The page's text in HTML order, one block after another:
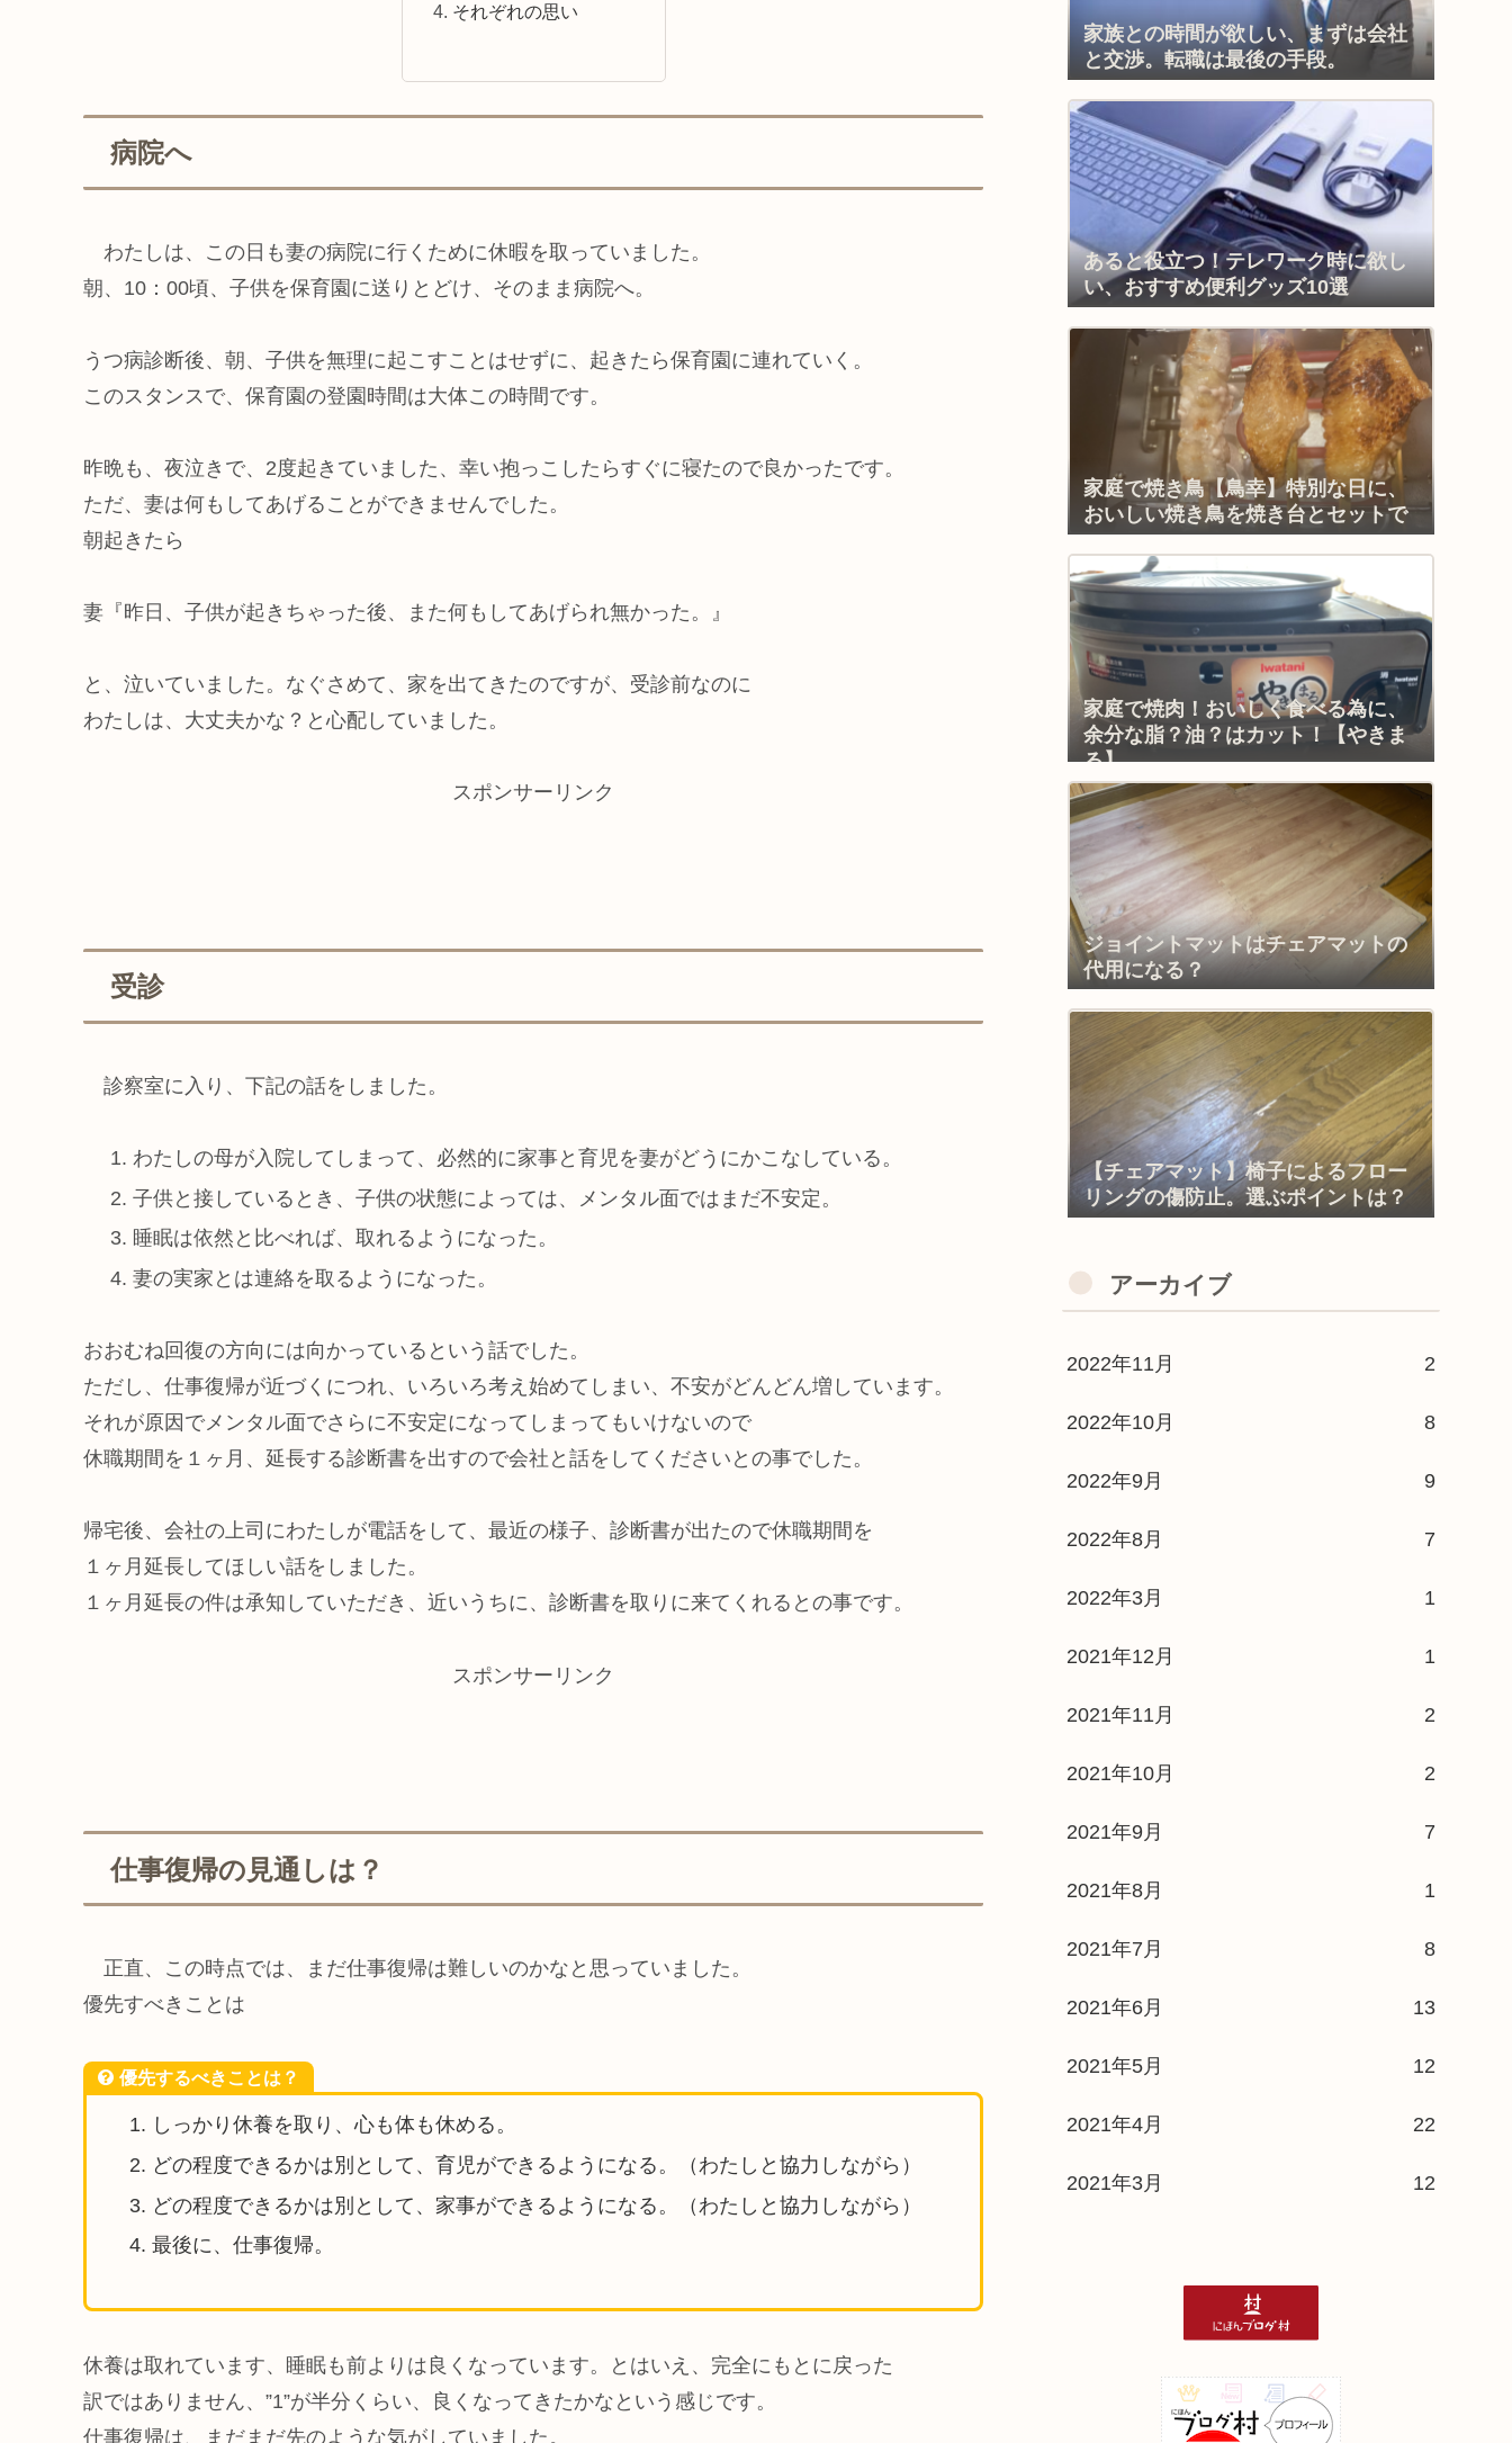
それぞれの思い
病院へ
わたしは、この日も妻の病院に行くために休暇を取っていました。
朝、10：00頃、子供を保育園に送りとどけ、そのまま病院へ。
うつ病診断後、朝、子供を無理に起こすことはせずに、起きたら保育園に連れていく。
このスタンスで、保育園の登園時間は大体この時間です。
昨晩も、夜泣きで、2度起きていました、幸い抱っこしたらすぐに寝たので良かったです。
ただ、妻は何もしてあげることができませんでした。
朝起きたら
妻『昨日、子供が起きちゃった後、また何もしてあげられ無かった。』
と、泣いていました。なぐさめて、家を出てきたのですが、受診前なのに
わたしは、大丈夫かな？と心配していました。
スポンサーリンク
受診
診察室に入り、下記の話をしました。
わたしの母が入院してしまって、必然的に家事と育児を妻がどうにかこなしている。
子供と接しているとき、子供の状態によっては、メンタル面ではまだ不安定。
睡眠は依然と比べれば、取れるようになった。
妻の実家とは連絡を取るようになった。
おおむね回復の方向には向かっているという話でした。
ただし、仕事復帰が近づくにつれ、いろいろ考え始めてしまい、不安がどんどん増しています。
それが原因でメンタル面でさらに不安定になってしまってもいけないので
休職期間を１ヶ月、延長する診断書を出すので会社と話をしてくださいとの事でした。
帰宅後、会社の上司にわたしが電話をして、最近の様子、診断書が出たので休職期間を
１ヶ月延長してほしい話をしました。
１ヶ月延長の件は承知していただき、近いうちに、診断書を取りに来てくれるとの事です。
スポンサーリンク
仕事復帰の見通しは？
正直、この時点では、まだ仕事復帰は難しいのかなと思っていました。
優先すべきことは
優先するべきことは？
しっかり休養を取り、心も体も休める。
どの程度できるかは別として、育児ができるようになる。（わたしと協力しながら）
どの程度できるかは別として、家事ができるようになる。（わたしと協力しながら）
最後に、仕事復帰。
休養は取れています、睡眠も前よりは良くなっています。とはいえ、完全にもとに戻った
訳ではありません、”1”が半分くらい、良くなってきたかなという感じです。
仕事復帰は、まだまだ先のような気がしていました。
家族との時間が欲しい、まずは会社
と交渉。転職は最後の手段。
あると役立つ！テレワーク時に欲し
い、おすすめ便利グッズ10選
家庭で焼き鳥【鳥幸】特別な日に、
おいしい焼き鳥を焼き台とセットで
家庭で焼肉！おいしく食べる為に、
余分な脂？油？はカット！【やきま
る】
ジョイントマットはチェアマットの
代用になる？
【チェアマット】椅子によるフロー
リングの傷防止。選ぶポイントは？
アーカイブ
2022年11月 2
2022年10月 8
2022年9月 9
2022年8月 7
2022年3月 1
2021年12月 1
2021年11月 2
2021年10月 2
2021年9月 7
2021年8月 1
2021年7月 8
2021年6月 13
2021年5月 12
2021年4月 22
2021年3月 12